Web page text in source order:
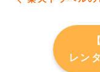
レン